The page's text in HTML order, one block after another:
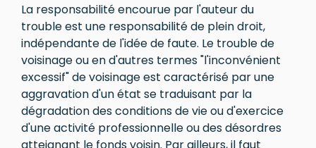
La responsabilité encourue par l'auteur du
trouble est une responsabilité de plein droit,
indépendante de l'idée de faute. Le trouble de
voisinage ou en d'autres termes "l'inconvénient
excessif" de voisinage est caractérisé par une
aggravation d'un état se traduisant par la
dégradation des conditions de vie ou d'exercice
d'une activité professionnelle ou des désordres